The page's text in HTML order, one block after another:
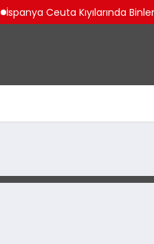
İspanya Ceuta Kıyılarında